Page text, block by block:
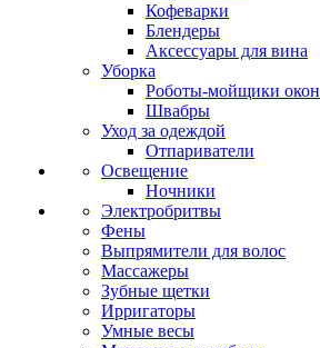
Кофеварки
Блендеры
Аксессуары для вина
Уборка
Роботы-мойщики окон
Швабры
Уход за одеждой
Отпариватели
Освещение
Ночники
Электробритвы
Фены
Выпрямители для волос
Массажеры
Зубные щетки
Ирригаторы
Умные весы